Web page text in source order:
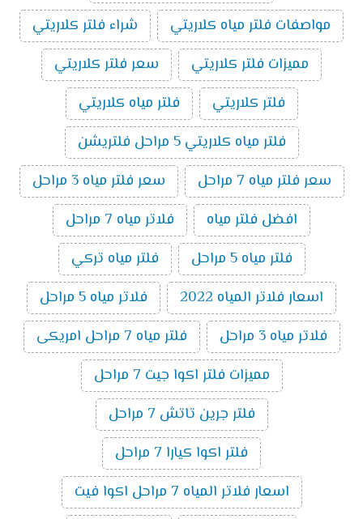
مواصفات فلتر مياه كلاريتي
شراء فلتر كلاريتي
مميزات فلتر كلاريتي
سعر فلتر كلاريتي
فلتر كلاريتي
فلتر مياه كلاريتي
فلتر مياه كلاريتي 5 مراحل فلتريشن
سعر فلتر مياه 7 مراحل
سعر فلتر مياه 3 مراحل
افضل فلتر مياه
فلاتر مياه 7 مراحل
فلتر مياه 5 مراحل
فلتر مياه تركي
اسعار فلاتر المياه 2022
فلاتر مياه 5 مراحل
فلاتر مياه 3 مراحل
فلتر مياه 7 مراحل امريكى
مميزات فلتر اكوا جيت 7 مراحل
فلتر جرين تاتش 7 مراحل
فلتر اكوا كيارا 7 مراحل
اسعار فلاتر المياه 7 مراحل اكوا فيت